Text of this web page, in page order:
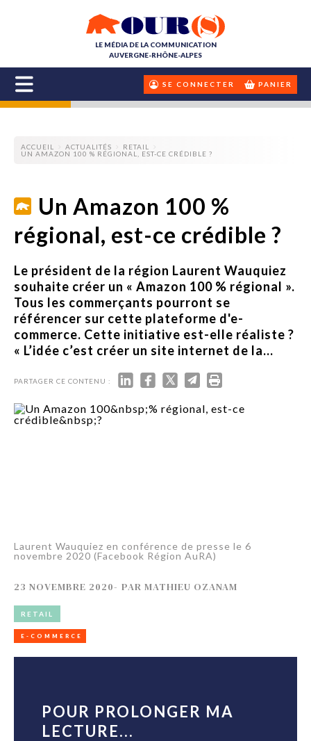
LE MÉDIA DE LA COMMUNICATION
AUVERGNE-RHÔNE-ALPES
SE CONNECTER PANIER
ACCUEIL ACTUALITÉS
RETAIL
UN AMAZON 100 % RÉGIONAL, EST-CE CRÉDIBLE ?
Un Amazon 100 %
régional, est-ce crédible ?
Le président de la région Laurent Wauquiez
souhaite créer un « Amazon 100 % régional ».
Tous les commerçants pourront se
référencer sur cette plateforme d'e-
commerce. Cette initiative est-elle réaliste ?
« L’idée c’est créer un site internet de la...
PARTAGER CE CONTENU :
Laurent Wauquiez en conférence de presse le 6
novembre 2020 (Facebook Région AuRA)
23 NOVEMBRE 2020- PAR MATHIEU OZANAM
RETAIL
E-COMMERCE
POUR PROLONGER MA
LECTURE...